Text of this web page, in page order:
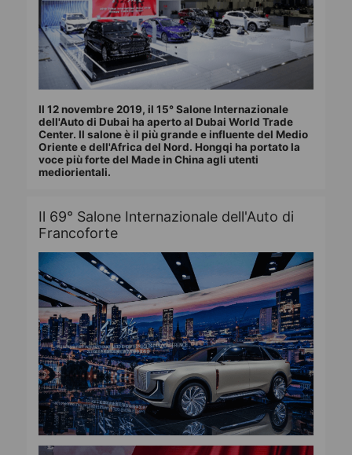
Il 12 novembre 2019, il 15° Salone Internazionale
dell'Auto di Dubai ha aperto al Dubai World Trade
Center. Il salone è il più grande e influente del Medio
Oriente e dell'Africa del Nord. Hongqi ha portato la
voce più forte del Made in China agli utenti
mediorientali.
Il 69° Salone Internazionale dell'Auto di
Francoforte